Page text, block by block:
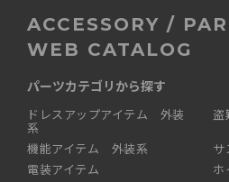
ACCESSORY /
WEB CATALOG
パーツカテゴリから探す
ドレスアップアイテム 外装
系
機能アイテム 外装系
電装アイテム
盗
サ
ホ